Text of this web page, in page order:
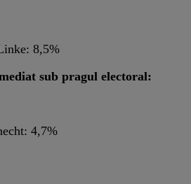
8,5%
sub pragul electoral:
4,7%